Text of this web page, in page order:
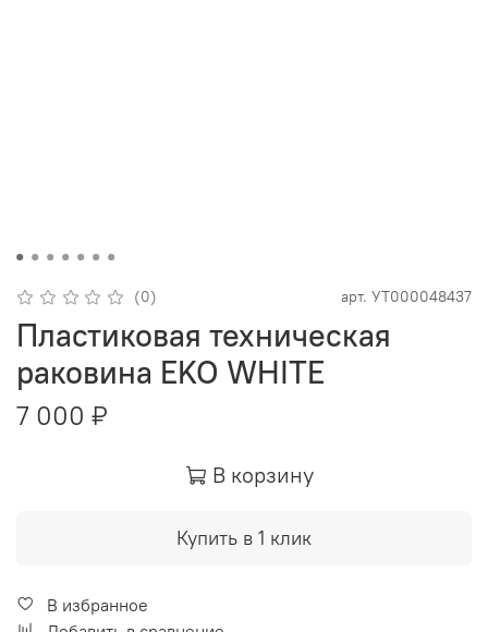
(0) арт. УТ000048437
Пластиковая техническая
раковина EKO WHITE
7 000 ₽
В корзину
Купить в 1 клик
В избранное